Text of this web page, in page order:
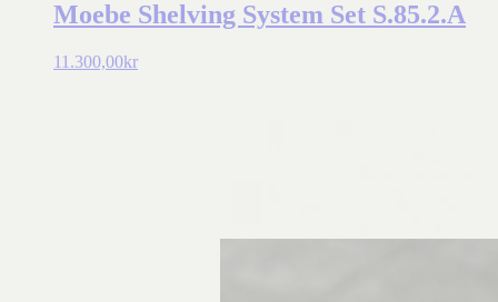
Moebe Shelving System Set S.85.2.A
11.300,00kr